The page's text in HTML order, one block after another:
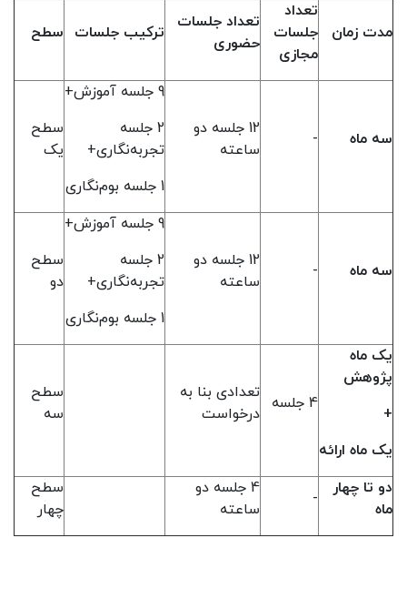
مدت زمان
تعداد
جلسات
مجازی
تعداد جلسات
حضوری
ترکیب جلسات سطح
سه ماه -
12 جلسه دو
ساعته
9 جلسه آموزش+
2 جلسه
تجربه‌نگاری+
1 جلسه بوم‌نگاری
سطح
یک
سه ماه -
12 جلسه دو
ساعته
9 جلسه آموزش+
2 جلسه
تجربه‌نگاری+
1 جلسه بوم‌نگاری
سطح
دو
یک ماه
پژوهش
+
یک ماه ارائه
4 جلسه
تعدادی بنا به
درخواست
سطح
سه
دو تا چهار
ماه
-
4 جلسه دو
ساعته
سطح
چهار